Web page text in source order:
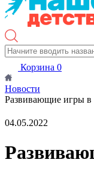
Корзина 0
Новости
Развивающие игры в
04.05.2022